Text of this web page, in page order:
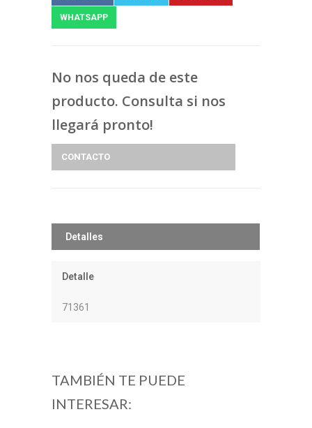
WHATSAPP
No nos queda de este
producto. Consulta si nos
llegará pronto!
CONTACTO
Detalles
Detalle
71361
TAMBIÉN TE PUEDE
INTERESAR: